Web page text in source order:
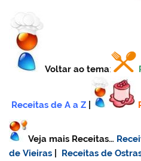
Voltar ao tema:
Receitas de A a Z
Veja mais Receitas…
de Vieiras
Receitas de